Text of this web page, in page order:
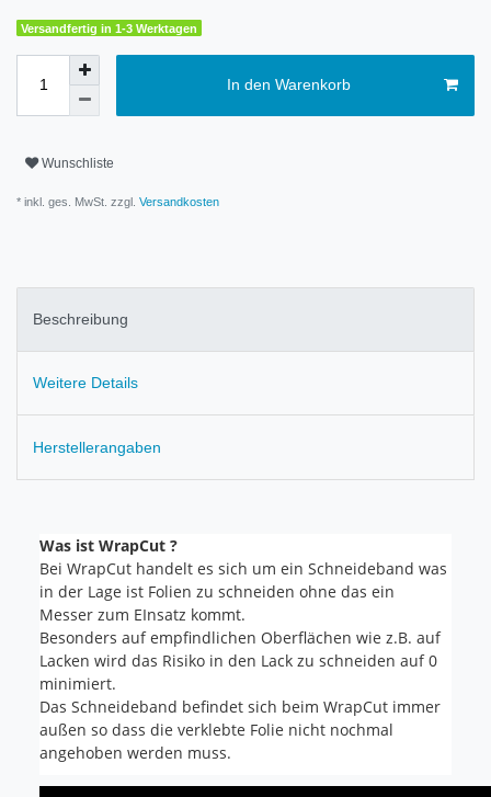
Versandfertig in 1-3 Werktagen
In den Warenkorb
Wunschliste
* inkl. ges. MwSt. zzgl. Versandkosten
Beschreibung
Weitere Details
Herstellerangaben
Was ist WrapCut ?
Bei WrapCut handelt es sich um ein Schneideband was
in der Lage ist Folien zu schneiden ohne das ein
Messer zum EInsatz kommt.
Besonders auf empfindlichen Oberflächen wie z.B. auf
Lacken wird das Risiko in den Lack zu schneiden auf 0
minimiert.
Das Schneideband befindet sich beim WrapCut immer
außen so dass die verklebte Folie nicht nochmal
angehoben werden muss.